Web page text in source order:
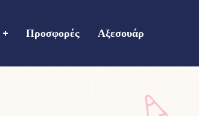
Προσφορές Αξεσουάρ